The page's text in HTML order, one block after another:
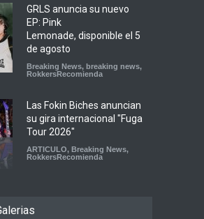
GRLS anuncia su nuevo
EP: Pink
Lemonade, disponible el 5
de agosto
Breaking News, breaking news,
RokkersRecomienda
Las Fokin Biches anuncian
su gira internacional "Fuga
Tour 2026"
ARTICULO, Breaking News,
RokkersRecomienda
nuevo de Psychedelic Porn